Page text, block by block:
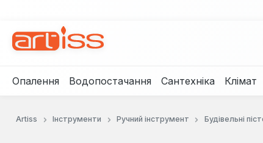
Опалення Водопостачання Сантехніка Клімат
Artiss Інструменти Ручний інструмент Будівельні